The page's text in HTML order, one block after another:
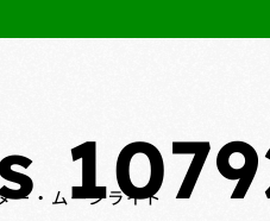
ー・ムーンライト